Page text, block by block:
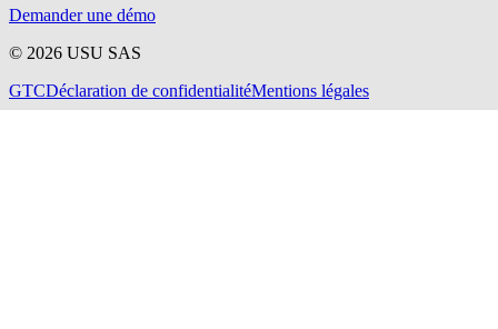
Demander une démo
© 2026 USU SAS
GTCDéclaration de confidentialitéMentions légales